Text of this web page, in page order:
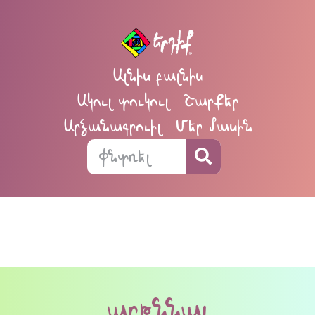
Ալնիս բալնիս
Ակուլ տուկուլ
Շարքեր
Արձանագրուիլ
Մեր մասին